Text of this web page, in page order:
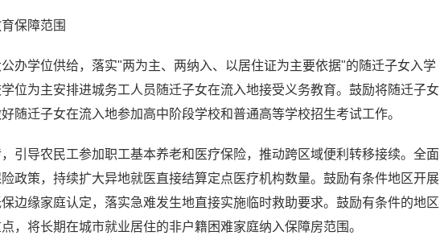
保障范围
办学位供给，落实"两为主、两纳入、以居住证为主要依据"的随迁子女入学
位为主安排进城务工人员随迁子女在流入地接受义务教育。鼓励将随迁子女
随迁子女在流入地参加高中阶段学校和普通高等学校招生考试工作。
引导农民工参加职工基本养老和医疗保险，推动跨区域便利转移接续。全面
政策，持续扩大异地就医直接结算定点医疗机构数量。鼓励有条件地区开展
边缘家庭认定，落实急难发生地直接实施临时救助要求。鼓励有条件的地区
，将长期在城市就业居住的非户籍困难家庭纳入保障房范围。